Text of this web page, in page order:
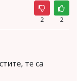
2 2
те са